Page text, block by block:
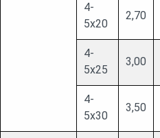
4-
5х20
2,70
4-
5х25
3,00
4-
5х30
3,50